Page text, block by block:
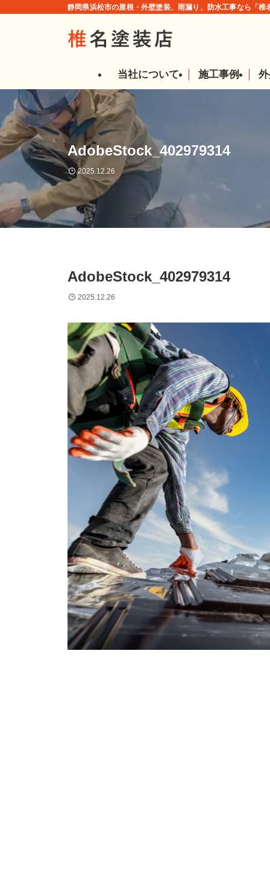
静岡県浜松市の屋根・外壁塗装、雨漏り、防水工事なら「
当社について 施工事例
AdobeStock_402979314
2025.12.26
AdobeStock_402979314
2025.12.26